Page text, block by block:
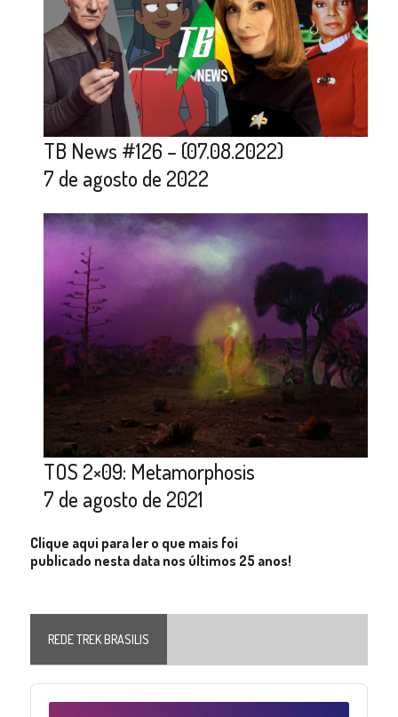
TB News #126 – (07.08.2022)
7 de agosto de 2022
TOS 2×09: Metamorphosis
7 de agosto de 2021
Clique aqui para ler o que mais foi
publicado nesta data nos últimos 25 anos!
REDE TREK BRASILIS
Audio
Player